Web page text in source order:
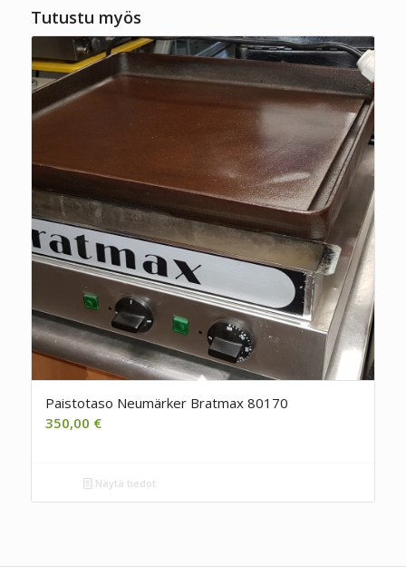
Tutustu myös
Paistotaso Neumärker Bratmax 80170
350,00 €
Näytä tiedot